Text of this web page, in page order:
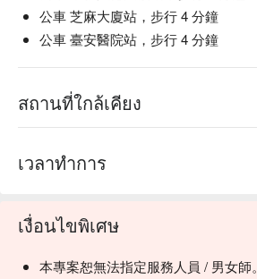
公車 芝麻大廈站，步行 4 分鐘
公車 臺安醫院站，步行 4 分鐘
สถานที่ใกล้เคียง
เวลาทำการ
เงื่อนไขพิเศษ
本專案恕無法指定服務人員 / 男女師。